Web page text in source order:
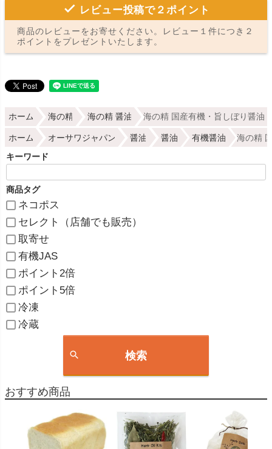
レビュー投稿で２ポイント
商品のレビューをお寄せください。レビュー１件につき２
ポイントをプレゼントいたします。
ホーム 海の精 海の精 醤油 海の精 国産有機・旨しぼり醤油
ホーム オーサワジャパン 醤油 醤油 有機醤油 海の精
キーワード
商品タグ
ネコポス
セレクト（店舗でも販売）
取寄せ
有機JAS
ポイント2倍
ポイント5倍
冷凍
冷蔵
検索
おすすめ商品